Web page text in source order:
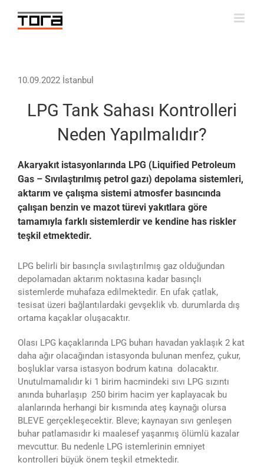
content
10.09.2022 İstanbul
LPG Tank Sahası Kontrolleri
Neden Yapılmalıdır?
Akaryakıt istasyonlarında LPG (Liquified Petroleum
Gas – Sıvılaştırılmış petrol gazı) depolama sistemleri,
aktarım ve çalışma sistemi atmosfer basıncında
çalışan benzin ve mazot türevi yakıtlara göre
tamamıyla farklı sistemlerdir ve kendine has riskler
teşkil etmektedir.
LPG belirli bir basınçla sıvılaştırılmış gaz olduğundan
depolamadan aktarım noktasına kadar basınçlı
sistemlerde muhafaza edilmektedir. En ufak çatlak,
tesisat üzeri bağlantılardaki gevşeklik vb. durumlarda dış
ortama kaçaklar oluşacaktır.
Olası LPG kaçaklarında LPG buharı havadan yaklaşık 2 kat
daha ağır olacağından istasyonda bulunan menfez, çukur,
boşluklar varsa istasyon bodrum katına dolacaktır.
Unutulmamalıdır ki 1 birim hacmindeki sıvı LPG sızıntı
anında buharlaşıp 250 birim hacim yer kaplayacak bu
alanlarında herhangi bir kısmında ateş kaynağı olursa
BLEVE gerçekleşecektir. Bleve; kaynayan sıvı genleşen
buhar patlamasıdır ki maalesef yaşanmış ölümlü kazalar
mevcuttur. Bu nedenle LPG istemlerinin emniyet
kontrolleri büyük önem teşkil etmektedir.